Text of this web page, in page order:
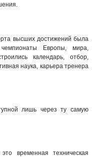
высших достижений была
Европы, мира,
календарь, отбор,
наука, карьера тренера
лишь через ту самую
временная техническая